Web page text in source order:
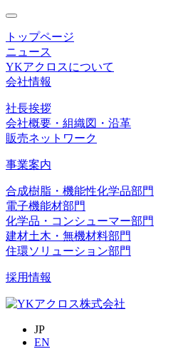
toggle
navigation
トップページ
ニュース
YKアクロスについて
会社情報
社長挨拶
会社概要・組織図・沿革
販売ネットワーク
事業案内
合成樹脂・機能性化学品部門
電子機能材部門
化学品・コンシューマー部門
建材土木・無機材料部門
住環ソリューション部門
採用情報
JP
EN